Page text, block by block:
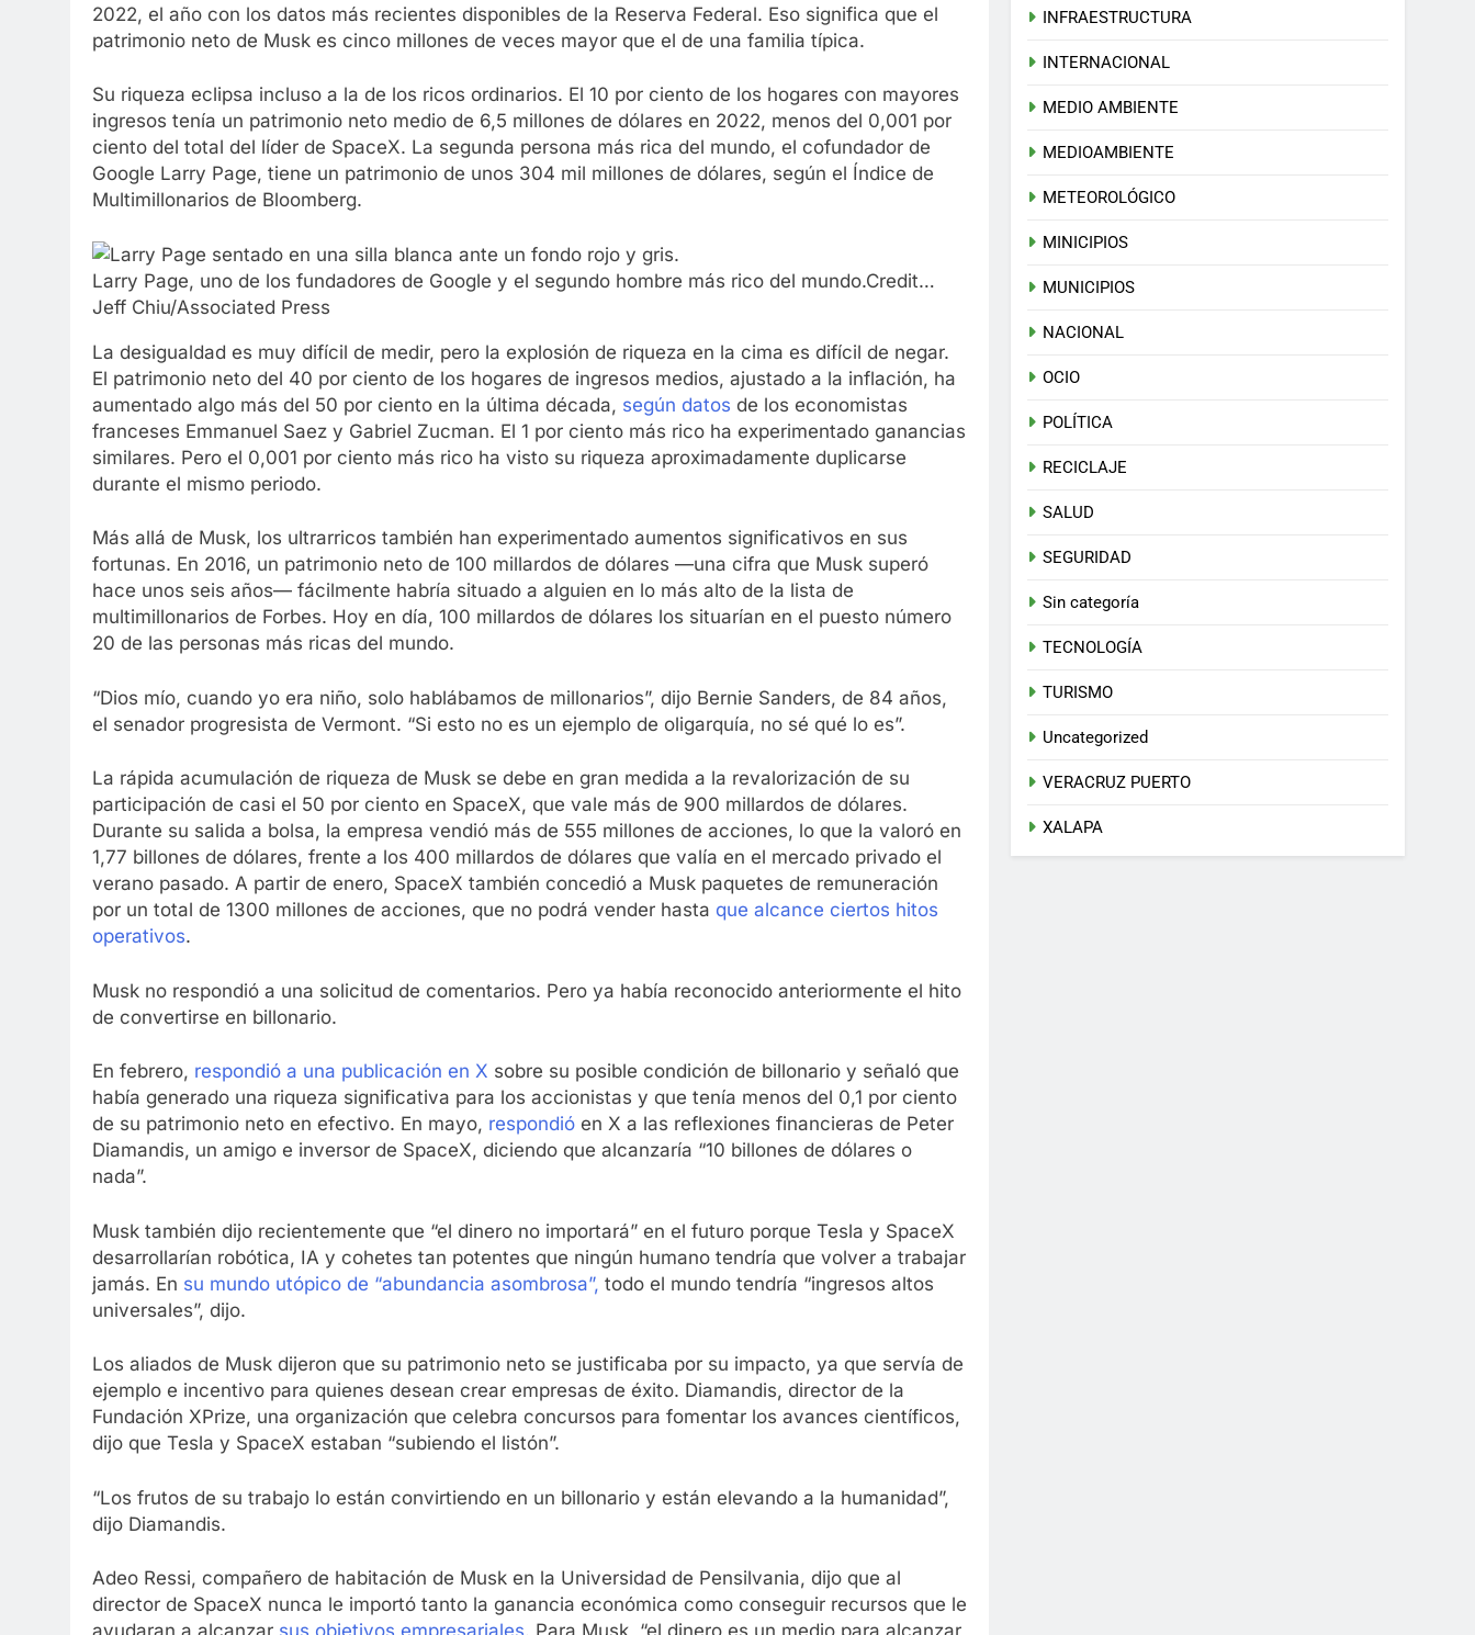
2022, el año con los datos más recientes disponibles de la Reserva Federal. Eso significa que el
patrimonio neto de Musk es cinco millones de veces mayor que el de una familia típica.
Su riqueza eclipsa incluso a la de los ricos ordinarios. El 10 por ciento de los hogares con mayores
ingresos tenía un patrimonio neto medio de 6,5 millones de dólares en 2022, menos del 0,001 por
ciento del total del líder de SpaceX. La segunda persona más rica del mundo, el cofundador de
Google Larry Page, tiene un patrimonio de unos 304 mil millones de dólares, según el Índice de
Multimillonarios de Bloomberg.
Larry Page, uno de los fundadores de Google y el segundo hombre más rico del mundo.Credit…
Jeff Chiu/Associated Press
La desigualdad es muy difícil de medir, pero la explosión de riqueza en la cima es difícil de negar.
El patrimonio neto del 40 por ciento de los hogares de ingresos medios, ajustado a la inflación, ha
aumentado algo más del 50 por ciento en la última década, según datos de los economistas
franceses Emmanuel Saez y Gabriel Zucman. El 1 por ciento más rico ha experimentado ganancias
similares. Pero el 0,001 por ciento más rico ha visto su riqueza aproximadamente duplicarse
durante el mismo periodo.
Más allá de Musk, los ultrarricos también han experimentado aumentos significativos en sus
fortunas. En 2016, un patrimonio neto de 100 millardos de dólares —una cifra que Musk superó
hace unos seis años— fácilmente habría situado a alguien en lo más alto de la lista de
multimillonarios de Forbes. Hoy en día, 100 millardos de dólares los situarían en el puesto número
20 de las personas más ricas del mundo.
“Dios mío, cuando yo era niño, solo hablábamos de millonarios”, dijo Bernie Sanders, de 84 años,
el senador progresista de Vermont. “Si esto no es un ejemplo de oligarquía, no sé qué lo es”.
La rápida acumulación de riqueza de Musk se debe en gran medida a la revalorización de su
participación de casi el 50 por ciento en SpaceX, que vale más de 900 millardos de dólares.
Durante su salida a bolsa, la empresa vendió más de 555 millones de acciones, lo que la valoró en
1,77 billones de dólares, frente a los 400 millardos de dólares que valía en el mercado privado el
verano pasado. A partir de enero, SpaceX también concedió a Musk paquetes de remuneración
por un total de 1300 millones de acciones, que no podrá vender hasta que alcance ciertos hitos
operativos.
Musk no respondió a una solicitud de comentarios. Pero ya había reconocido anteriormente el hito
de convertirse en billonario.
En febrero, respondió a una publicación en X sobre su posible condición de billonario y señaló que
había generado una riqueza significativa para los accionistas y que tenía menos del 0,1 por ciento
de su patrimonio neto en efectivo. En mayo, respondió en X a las reflexiones financieras de Peter
Diamandis, un amigo e inversor de SpaceX, diciendo que alcanzaría “10 billones de dólares o
nada”.
Musk también dijo recientemente que “el dinero no importará” en el futuro porque Tesla y SpaceX
desarrollarían robótica, IA y cohetes tan potentes que ningún humano tendría que volver a trabajar
jamás. En su mundo utópico de “abundancia asombrosa”, todo el mundo tendría “ingresos altos
universales”, dijo.
Los aliados de Musk dijeron que su patrimonio neto se justificaba por su impacto, ya que servía de
ejemplo e incentivo para quienes desean crear empresas de éxito. Diamandis, director de la
Fundación XPrize, una organización que celebra concursos para fomentar los avances científicos,
dijo que Tesla y SpaceX estaban “subiendo el listón”.
“Los frutos de su trabajo lo están convirtiendo en un billonario y están elevando a la humanidad”,
dijo Diamandis.
Adeo Ressi, compañero de habitación de Musk en la Universidad de Pensilvania, dijo que al
director de SpaceX nunca le importó tanto la ganancia económica como conseguir recursos que le
INFRAESTRUCTURA
INTERNACIONAL
MEDIO AMBIENTE
MEDIOAMBIENTE
METEOROLÓGICO
MINICIPIOS
MUNICIPIOS
NACIONAL
OCIO
POLÍTICA
RECICLAJE
SALUD
SEGURIDAD
Sin categoría
TECNOLOGÍA
TURISMO
Uncategorized
VERACRUZ PUERTO
XALAPA